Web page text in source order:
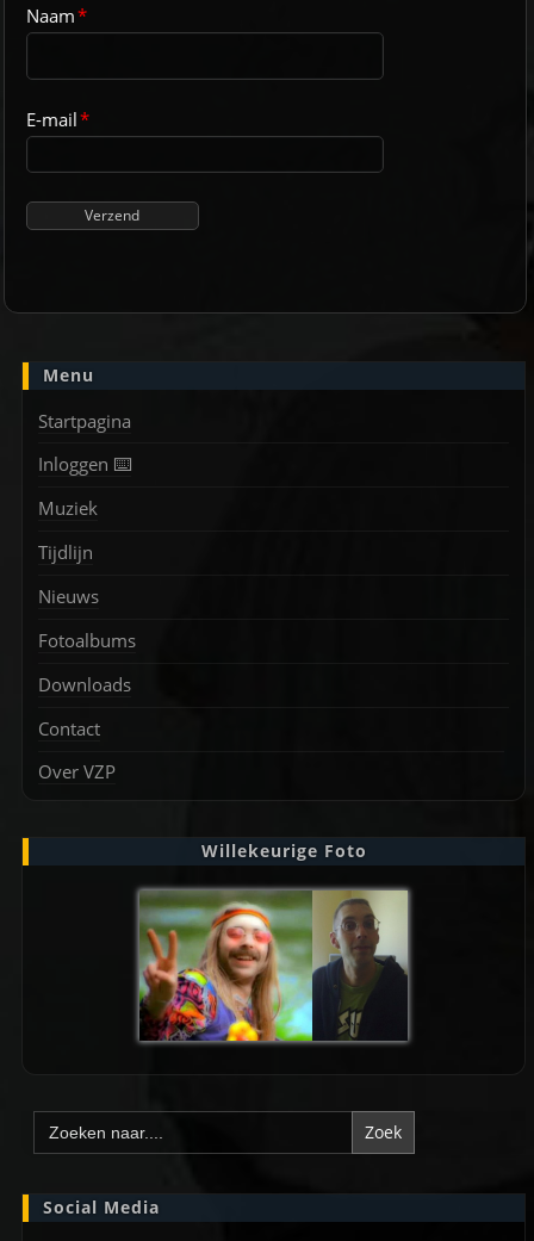
Naam*
E-mail*
Menu
Startpagina
Inloggen ⌨️
Muziek
Tijdlijn
Nieuws
Fotoalbums
Downloads
Contact
Over VZP
Willekeurige Foto
Zoek
naar:
Social Media